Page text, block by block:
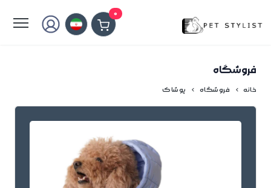
0
فروشگاه
خانه فروشگاه پوشاک